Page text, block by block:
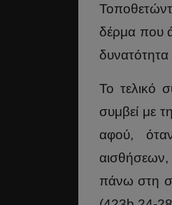
δέρμα που
Το τελικό
συμβεί με
αφού,
αισθήσεων,
πάνω στη